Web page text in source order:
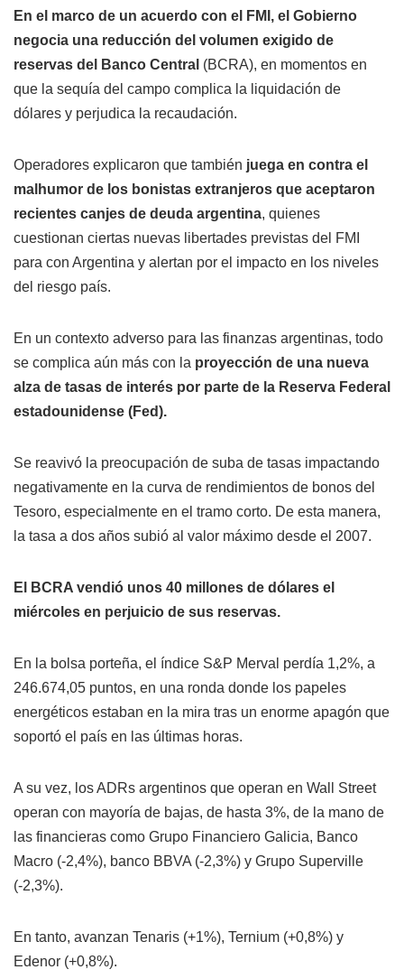
En el marco de un acuerdo con el FMI, el Gobierno
negocia una reducción del volumen exigido de
reservas del Banco Central (BCRA), en momentos en
que la sequía del campo complica la liquidación de
dólares y perjudica la recaudación.
Operadores explicaron que también juega en contra el
malhumor de los bonistas extranjeros que aceptaron
recientes canjes de deuda argentina, quienes
cuestionan ciertas nuevas libertades previstas del FMI
para con Argentina y alertan por el impacto en los niveles
del riesgo país.
En un contexto adverso para las finanzas argentinas, todo
se complica aún más con la proyección de una nueva
alza de tasas de interés por parte de la Reserva Federal
estadounidense (Fed).
Se reavivó la preocupación de suba de tasas impactando
negativamente en la curva de rendimientos de bonos del
Tesoro, especialmente en el tramo corto. De esta manera,
la tasa a dos años subió al valor máximo desde el 2007.
El BCRA vendió unos 40 millones de dólares el
miércoles en perjuicio de sus reservas.
En la bolsa porteña, el índice S&P Merval perdía 1,2%, a
246.674,05 puntos, en una ronda donde los papeles
energéticos estaban en la mira tras un enorme apagón que
soportó el país en las últimas horas.
A su vez, los ADRs argentinos que operan en Wall Street
operan con mayoría de bajas, de hasta 3%, de la mano de
las financieras como Grupo Financiero Galicia, Banco
Macro (-2,4%), banco BBVA (-2,3%) y Grupo Superville
(-2,3%).
En tanto, avanzan Tenaris (+1%), Ternium (+0,8%) y
Edenor (+0,8%).